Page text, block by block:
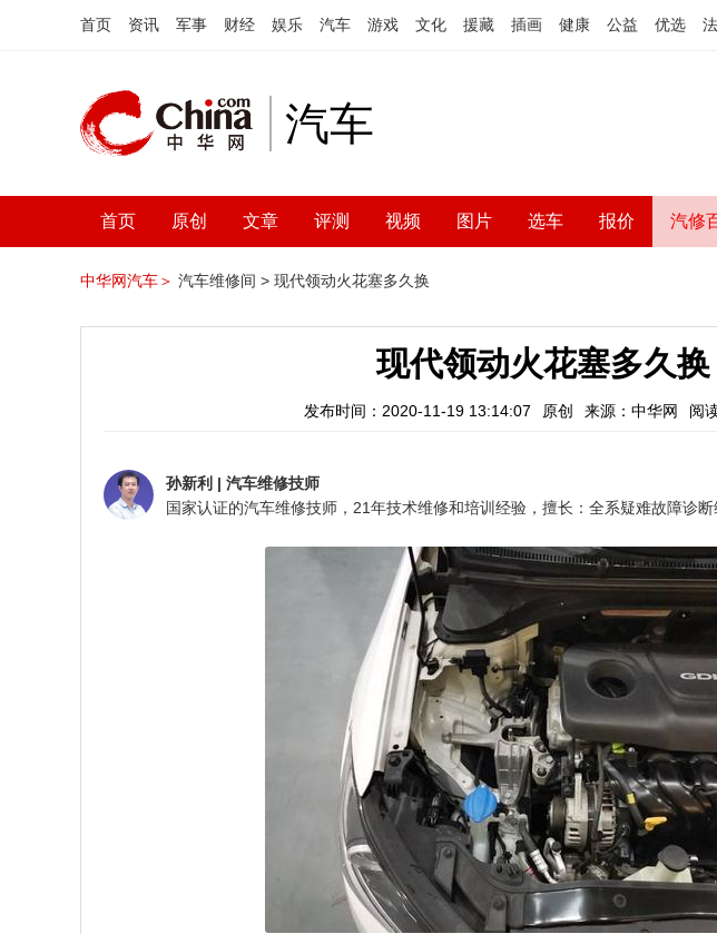
首页 资讯 军事 财经 娱乐 汽车 游戏 文化 援藏 插画 健康 公益 优选
汽车
首页 原创 文章 评测 视频 图片 选车 报价 汽修
中华网汽车＞ 汽车维修间 > 现代领动火花塞多久换
现代领动火花塞多久换
发布时间：2020-11-19 13:14:07 原创 来源：中华网 阅
孙新利 | 汽车维修技师